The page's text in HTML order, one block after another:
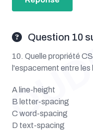
Question 10
10. Quelle propriété
l'espacement entre
A line-height
B letter-spacing
C word-spacing
D text-spacing